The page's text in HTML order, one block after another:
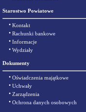
Starostwo Powiatowe
• Kontakt
• Rachunki bankowe
• Informacje
• Wydziały
Dokumenty
• Oświadczenia majątkowe
• Uchwały
• Zarządzenia
• Ochrona danych osobowych